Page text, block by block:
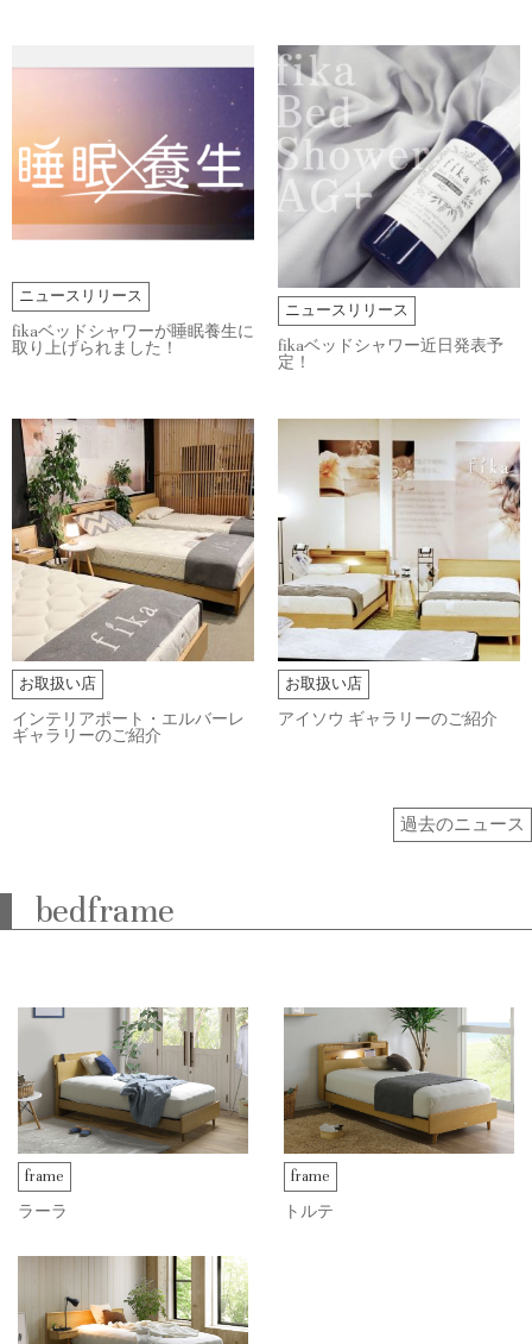
ニュースリリース
fikaベッドシャワーが睡眠養生に
取り上げられました！
ニュースリリース
fikaベッドシャワー近日発表予
定！
お取扱い店
インテリアポート・エルバーレ
ギャラリーのご紹介
お取扱い店
アイソウ ギャラリーのご紹介
過去のニュース
bedframe
frame
ラーラ
frame
トルテ